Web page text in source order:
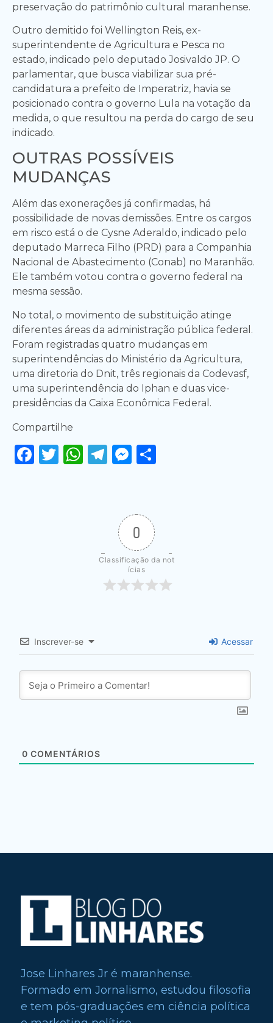
preservação do patrimônio cultural maranhense.
Outro demitido foi Wellington Reis, ex-
superintendente de Agricultura e Pesca no
estado, indicado pelo deputado Josivaldo JP. O
parlamentar, que busca viabilizar sua pré-
candidatura a prefeito de Imperatriz, havia se
posicionado contra o governo Lula na votação da
medida, o que resultou na perda do cargo de seu
indicado.
OUTRAS POSSÍVEIS
MUDANÇAS
Além das exonerações já confirmadas, há
possibilidade de novas demissões. Entre os cargos
em risco está o de Cysne Aderaldo, indicado pelo
deputado Marreca Filho (PRD) para a Companhia
Nacional de Abastecimento (Conab) no Maranhão.
Ele também votou contra o governo federal na
mesma sessão.
No total, o movimento de substituição atinge
diferentes áreas da administração pública federal.
Foram registradas quatro mudanças em
superintendências do Ministério da Agricultura,
uma diretoria do Dnit, três regionais da Codevasf,
uma superintendência do Iphan e duas vice-
presidências da Caixa Econômica Federal.
Compartilhe
Facebook
Twitter
WhatsApp
Telegram
Messenger
0
Classificação da not
ícias
Inscrever-se Acessar
0 COMENTÁRIOS
Jose Linhares Jr é maranhense.
Formado em Jornalismo, estudou filosofia
e tem pós-graduações em ciência política